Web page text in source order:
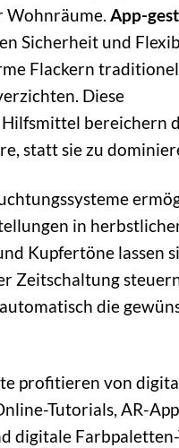
Wohnräume. App-
Sicherheit und
Flackern
Diese
bereichern
statt sie zu
in
Kupfertöne lassen
Zeitschaltung
die
profitieren von
Tutorials, AR-
digitale